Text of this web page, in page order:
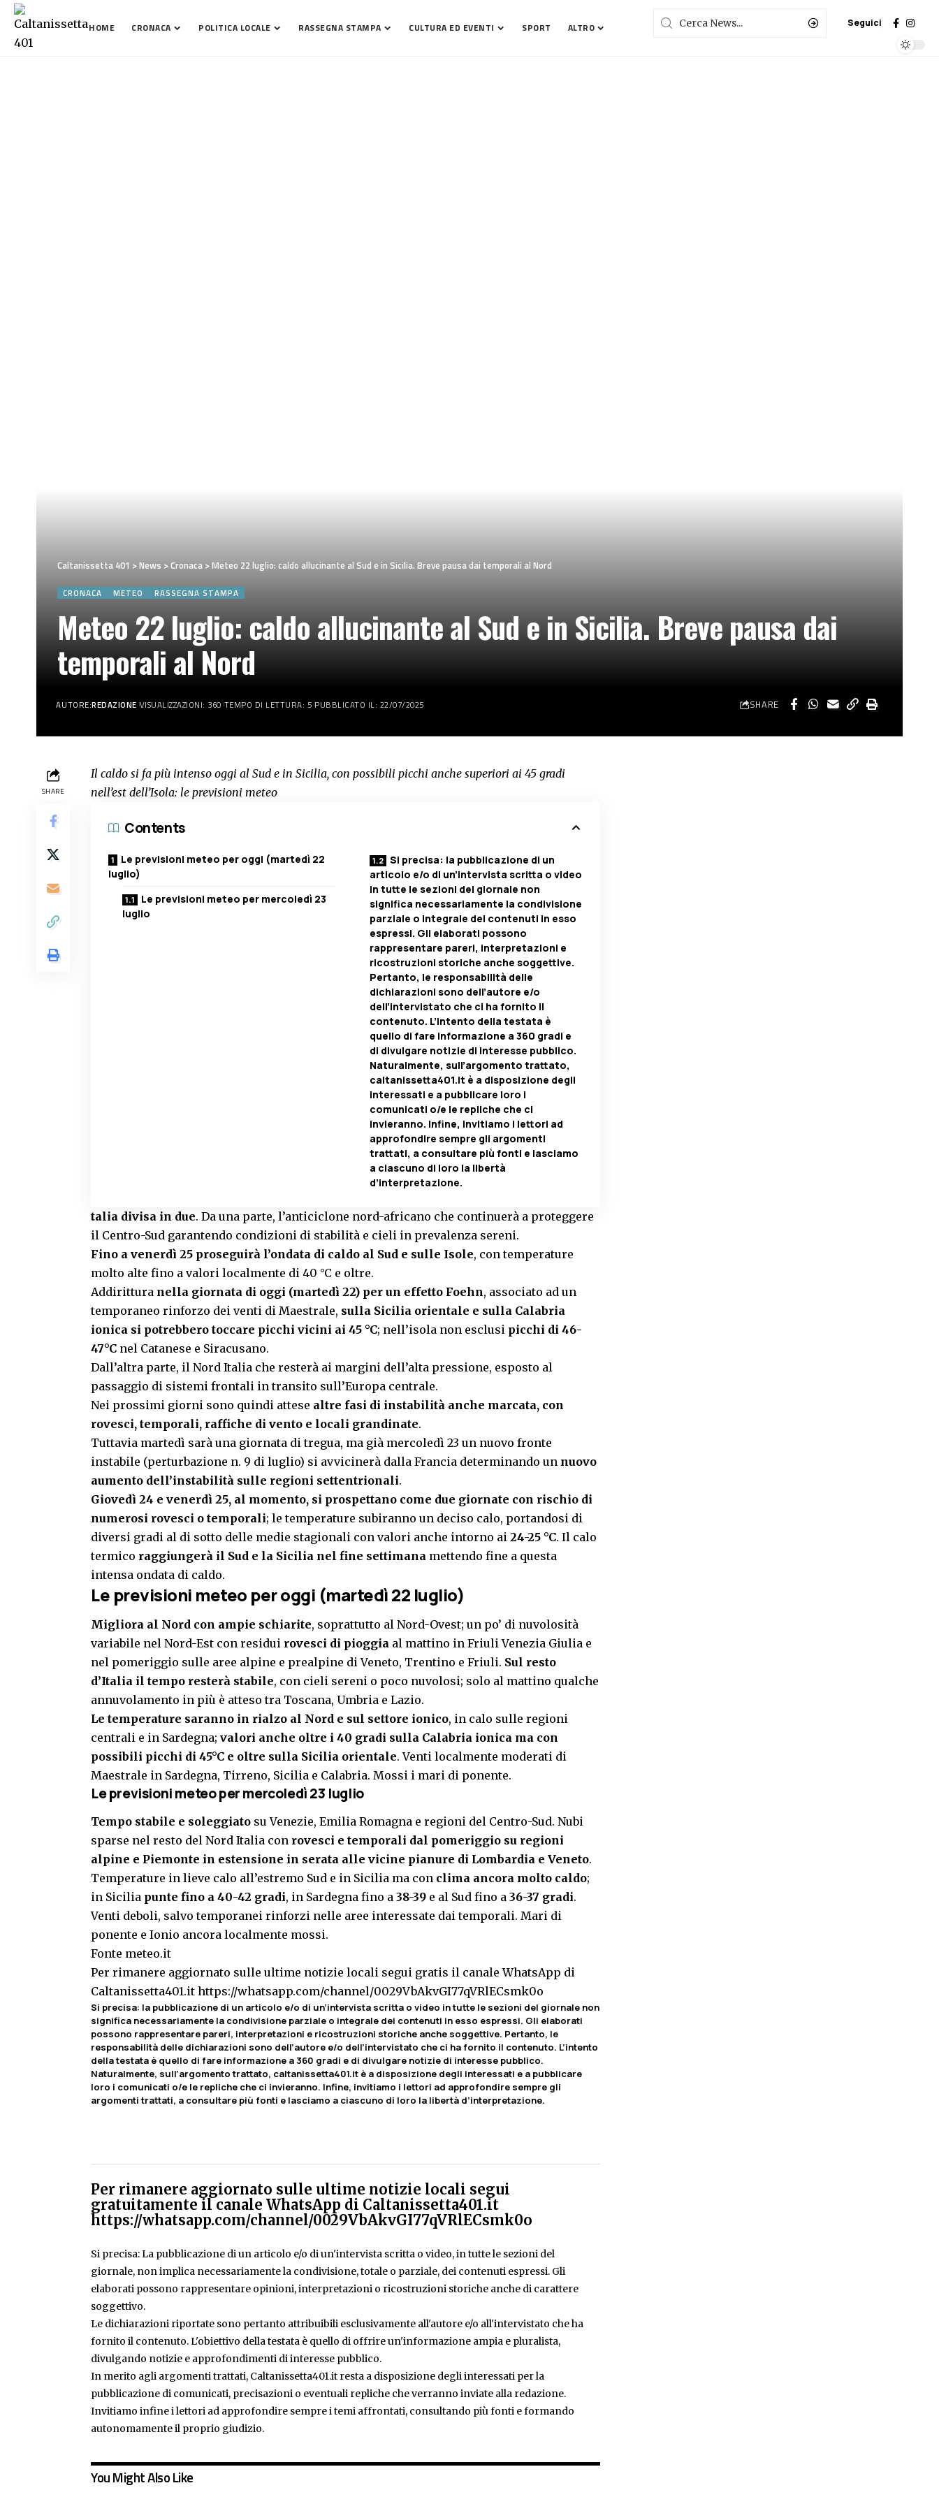
HOME CRONACA POLITICA LOCALE RASSEGNA STAMPA CULTURA ED EVENTI SPORT ALTRO Seguici
Caltanissetta 401 >News >Cronaca >Meteo 22 luglio: caldo allucinante al Sud e in Sicilia. Breve pausa dai temporali al Nord
CRONACA METEO RASSEGNA STAMPA
Meteo 22 luglio: caldo allucinante al Sud e in Sicilia. Breve pausa dai
temporali al Nord
AUTORE:REDAZIONE VISUALIZZAZIONI: 360 TEMPO DI LETTURA: 5 PUBBLICATO IL: 22/07/2025 SHARE
SHARE
Il caldo si fa più intenso oggi al Sud e in Sicilia, con possibili picchi anche superiori ai 45 gradi
nell’est dell’Isola: le previsioni meteo
Contents
Le previsioni meteo per oggi (martedì 22
luglio)
Le previsioni meteo per mercoledì 23
luglio
Si precisa: la pubblicazione di un
articolo e/o di un’intervista scritta o video
in tutte le sezioni del giornale non
significa necessariamente la condivisione
parziale o integrale dei contenuti in esso
espressi. Gli elaborati possono
rappresentare pareri, interpretazioni e
ricostruzioni storiche anche soggettive.
Pertanto, le responsabilità delle
dichiarazioni sono dell’autore e/o
dell’intervistato che ci ha fornito il
contenuto. L’intento della testata è
quello di fare informazione a 360 gradi e
di divulgare notizie di interesse pubblico.
Naturalmente, sull’argomento trattato,
caltanissetta401.it è a disposizione degli
interessati e a pubblicare loro i
comunicati o/e le repliche che ci
invieranno. Infine, invitiamo i lettori ad
approfondire sempre gli argomenti
trattati, a consultare più fonti e lasciamo
a ciascuno di loro la libertà
d’interpretazione.
talia divisa in due. Da una parte, l’anticiclone nord-africano che continuerà a proteggere
il Centro-Sud garantendo condizioni di stabilità e cieli in prevalenza sereni.
Fino a venerdì 25 proseguirà l’ondata di caldo al Sud e sulle Isole, con temperature
molto alte fino a valori localmente di 40 °C e oltre.
Addirittura nella giornata di oggi (martedì 22) per un effetto Foehn, associato ad un
temporaneo rinforzo dei venti di Maestrale, sulla Sicilia orientale e sulla Calabria
ionica si potrebbero toccare picchi vicini ai 45 °C; nell’isola non esclusi picchi di 46-
47°C nel Catanese e Siracusano.
Dall’altra parte, il Nord Italia che resterà ai margini dell’alta pressione, esposto al
passaggio di sistemi frontali in transito sull’Europa centrale.
Nei prossimi giorni sono quindi attese altre fasi di instabilità anche marcata, con
rovesci, temporali, raffiche di vento e locali grandinate.
Tuttavia martedì sarà una giornata di tregua, ma già mercoledì 23 un nuovo fronte
instabile (perturbazione n. 9 di luglio) si avvicinerà dalla Francia determinando un nuovo
aumento dell’instabilità sulle regioni settentrionali.
Giovedì 24 e venerdì 25, al momento, si prospettano come due giornate con rischio di
numerosi rovesci o temporali; le temperature subiranno un deciso calo, portandosi di
diversi gradi al di sotto delle medie stagionali con valori anche intorno ai 24-25 °C. Il calo
termico raggiungerà il Sud e la Sicilia nel fine settimana mettendo fine a questa
intensa ondata di caldo.
Le previsioni meteo per oggi (martedì 22 luglio)
Migliora al Nord con ampie schiarite, soprattutto al Nord-Ovest; un po’ di nuvolosità
variabile nel Nord-Est con residui rovesci di pioggia al mattino in Friuli Venezia Giulia e
nel pomeriggio sulle aree alpine e prealpine di Veneto, Trentino e Friuli. Sul resto
d’Italia il tempo resterà stabile, con cieli sereni o poco nuvolosi; solo al mattino qualche
annuvolamento in più è atteso tra Toscana, Umbria e Lazio.
Le temperature saranno in rialzo al Nord e sul settore ionico, in calo sulle regioni
centrali e in Sardegna; valori anche oltre i 40 gradi sulla Calabria ionica ma con
possibili picchi di 45°C e oltre sulla Sicilia orientale. Venti localmente moderati di
Maestrale in Sardegna, Tirreno, Sicilia e Calabria. Mossi i mari di ponente.
Le previsioni meteo per mercoledì 23 luglio
Tempo stabile e soleggiato su Venezie, Emilia Romagna e regioni del Centro-Sud. Nubi
sparse nel resto del Nord Italia con rovesci e temporali dal pomeriggio su regioni
alpine e Piemonte in estensione in serata alle vicine pianure di Lombardia e Veneto.
Temperature in lieve calo all’estremo Sud e in Sicilia ma con clima ancora molto caldo;
in Sicilia punte fino a 40-42 gradi, in Sardegna fino a 38-39 e al Sud fino a 36-37 gradi.
Venti deboli, salvo temporanei rinforzi nelle aree interessate dai temporali. Mari di
ponente e Ionio ancora localmente mossi.
Fonte meteo.it
Per rimanere aggiornato sulle ultime notizie locali segui gratis il canale WhatsApp di
Caltanissetta401.it https://whatsapp.com/channel/0029VbAkvGI77qVRlECsmk0o
Si precisa: la pubblicazione di un articolo e/o di un’intervista scritta o video in tutte le sezioni del giornale non
significa necessariamente la condivisione parziale o integrale dei contenuti in esso espressi. Gli elaborati
possono rappresentare pareri, interpretazioni e ricostruzioni storiche anche soggettive. Pertanto, le
responsabilità delle dichiarazioni sono dell’autore e/o dell’intervistato che ci ha fornito il contenuto. L’intento
della testata è quello di fare informazione a 360 gradi e di divulgare notizie di interesse pubblico.
Naturalmente, sull’argomento trattato, caltanissetta401.it è a disposizione degli interessati e a pubblicare
loro i comunicati o/e le repliche che ci invieranno. Infine, invitiamo i lettori ad approfondire sempre gli
argomenti trattati, a consultare più fonti e lasciamo a ciascuno di loro la libertà d’interpretazione.
Per rimanere aggiornato sulle ultime notizie locali segui
gratuitamente il canale WhatsApp di Caltanissetta401.it
https://whatsapp.com/channel/0029VbAkvGI77qVRlECsmk0o
Si precisa: La pubblicazione di un articolo e/o di un'intervista scritta o video, in tutte le sezioni del
giornale, non implica necessariamente la condivisione, totale o parziale, dei contenuti espressi. Gli
elaborati possono rappresentare opinioni, interpretazioni o ricostruzioni storiche anche di carattere
soggettivo.
Le dichiarazioni riportate sono pertanto attribuibili esclusivamente all'autore e/o all'intervistato che ha
fornito il contenuto. L'obiettivo della testata è quello di offrire un'informazione ampia e pluralista,
divulgando notizie e approfondimenti di interesse pubblico.
In merito agli argomenti trattati, Caltanissetta401.it resta a disposizione degli interessati per la
pubblicazione di comunicati, precisazioni o eventuali repliche che verranno inviate alla redazione.
Invitiamo infine i lettori ad approfondire sempre i temi affrontati, consultando più fonti e formando
autonomamente il proprio giudizio.
You Might Also Like